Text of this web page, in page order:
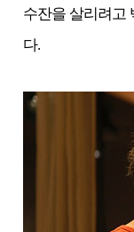
수잔을 살리려고
다.